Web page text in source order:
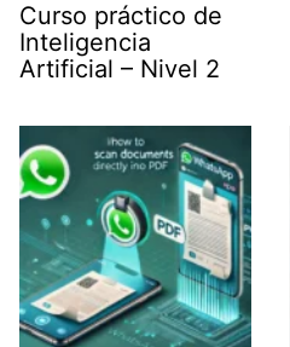
Curso práctico de
Inteligencia
Artificial – Nivel 2